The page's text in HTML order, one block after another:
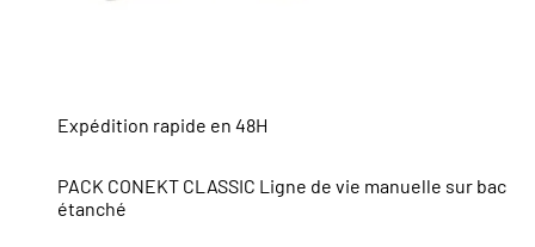
Expédition rapide en 48H
PACK CONEKT CLASSIC Ligne de vie manuelle sur bac
étanché